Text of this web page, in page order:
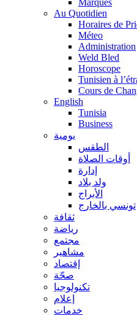
Marques
Au Quotidien
Horaires de
Méteo
Administration
Weld Bled
Horoscope
Tunisien à
Cours de
English
Tunisia
Business
يومية
الطقس
أوقات الصلاة
إدارة
ولد بلاد
الأبراج
تونسي بالخارج
ثقافة
رياضة
مجتمع
مشاهير
إقتصاد
صحّة
تكنولوجيا
إعلام
خدمات